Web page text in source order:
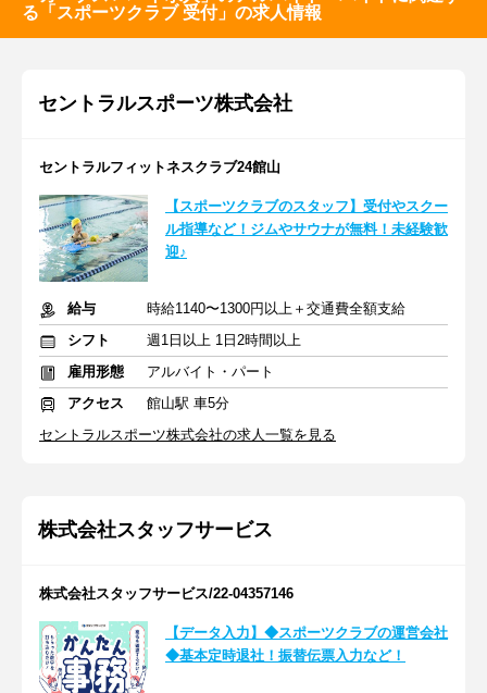
る「スポーツクラブ 受付」の求人情報
セントラルスポーツ株式会社
セントラルフィットネスクラブ24館山
【スポーツクラブのスタッフ】受付やスクー
ル指導など！ジムやサウナが無料！未経験歓
迎♪
給与
時給1140〜1300円以上＋交通費全額⽀給
シフト
週1日以上 1日2時間以上
雇用形態
アルバイト・パート
アクセス
館山駅 車5分
セントラルスポーツ株式会社の求人一覧を見る
株式会社スタッフサービス
株式会社スタッフサービス/22-04357146
【データ入力】◆スポーツクラブの運営会社
◆基本定時退社！振替伝票入力など！